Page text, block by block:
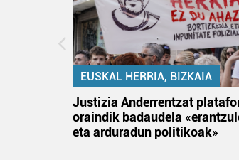
EUSKAL HERRIA, BIZKAIA
Justizia Anderrentzat
oraindik badaudela
eta arduradun politikoak»